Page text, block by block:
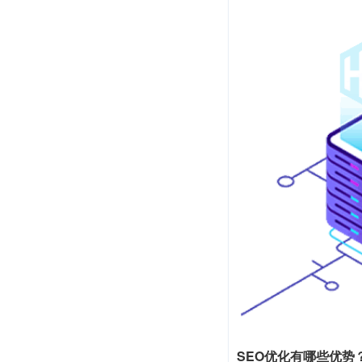
SEO优化有哪些优势